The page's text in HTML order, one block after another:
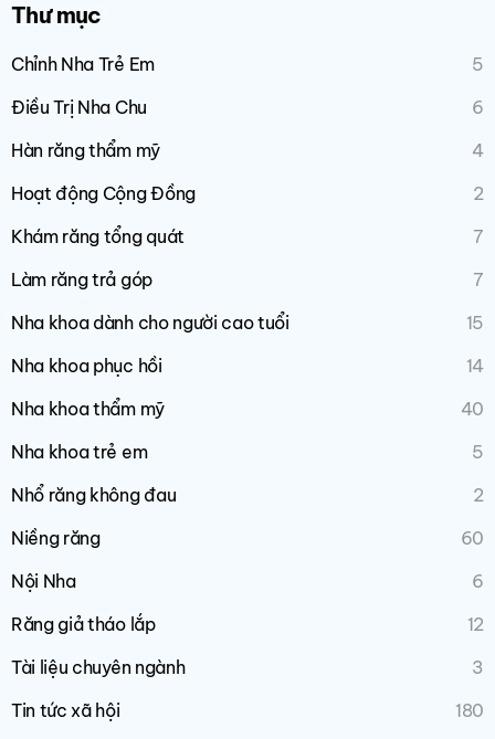
Thư mục
Chỉnh Nha Trẻ Em
5
Điều Trị Nha Chu
6
Hàn răng thẩm mỹ
4
Hoạt động Cộng Đồng
2
Khám răng tổng quát
7
Làm răng trả góp
7
Nha khoa dành cho người cao tuổi
15
Nha khoa phục hồi
14
Nha khoa thẩm mỹ
40
Nha khoa trẻ em
5
Nhổ răng không đau
2
Niềng răng
60
Nội Nha
6
Răng giả tháo lắp
12
Tài liệu chuyên ngành
3
Tin tức xã hội
180